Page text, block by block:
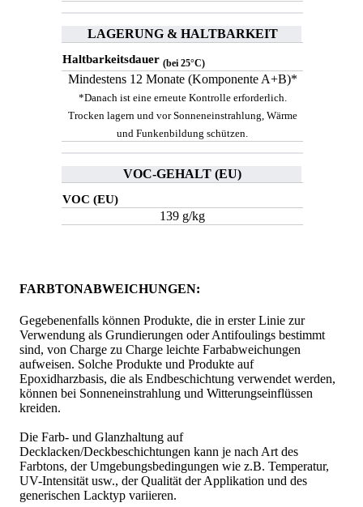
LAGERUNG & HALTBARKEIT
Haltbarkeitsdauer (bei 25°C)
Mindestens 12 Monate (Komponente A+B)*
*Danach ist eine erneute Kontrolle erforderlich.
Trocken lagern und vor Sonneneinstrahlung, Wärme
und Funkenbildung schützen.
VOC-GEHALT (EU)
VOC (EU)
139 g/kg
FARBTONABWEICHUNGEN:
Gegebenenfalls können Produkte, die in erster Linie zur
Verwendung als Grundierungen oder Antifoulings bestimmt
sind, von Charge zu Charge leichte Farbabweichungen
aufweisen. Solche Produkte und Produkte auf
Epoxidharzbasis, die als Endbeschichtung verwendet werden,
können bei Sonneneinstrahlung und Witterungseinflüssen
kreiden.
Die Farb- und Glanzhaltung auf
Decklacken/Deckbeschichtungen kann je nach Art des
Farbtons, der Umgebungsbedingungen wie z.B. Temperatur,
UV-Intensität usw., der Qualität der Applikation und des
generischen Lacktyp variieren.